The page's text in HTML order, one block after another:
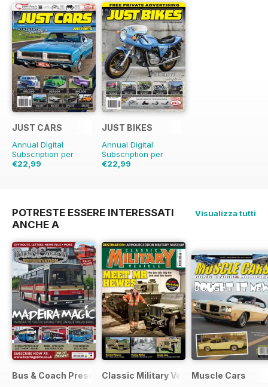
JUST CARS
Annual Digital
Subscription per
€22,99
JUST BIKES
Annual Digital
Subscription per
€22,99
POTRESTE ESSERE INTERESSATI
ANCHE A
Visualizza tutti
Bus & Coach PreservationClassic Military VehicleMuscle Cars